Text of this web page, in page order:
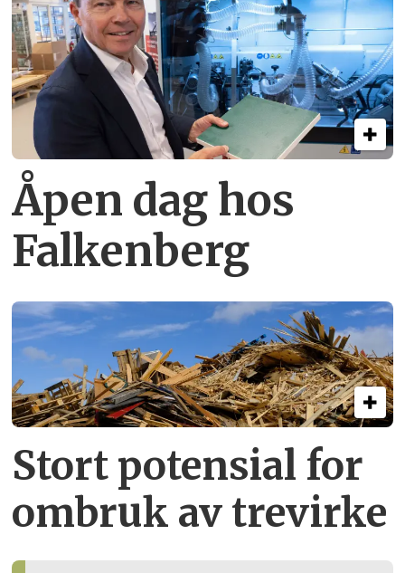
Åpen dag hos
Falkenberg
Stort potensial for
ombruk av tre­virke